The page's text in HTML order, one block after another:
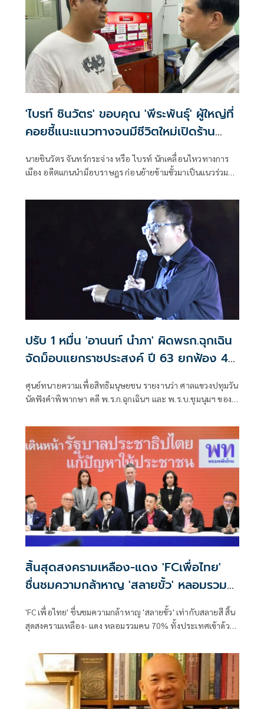
'ไบรท์ ชินวัตร' ขอบคุณ 'พีระพันธุ์' ผู้ใหญ่ที่
คอยชี้แนะแนวทางจนมีชีวิตใหม่เปิดร้าน
นายชินวัตร จันทร์กระจ่าง หรือ ไบรท์ นักเคลื่อนไหวทางการ
เมือง อดีตแกนนำม็อบราษฎร ก่อนย้ายข้ามขั้วมาเป็นแนวร่วม
วิภาค
ปรับ 1 หมื่น 'อานนท์ นำภา' ผิดพรก.ฉุกเฉิน
จัดม็อบแยกราชประสงค์ ปี 63 ยกฟ้อง 4
ศุนย์ทนายความเพื่อสิทธิมนุษยชน รายงานว่า ศาลแขวงปทุมวัน
นัดฟังคำพิพากษา คดี พ.ร.ก.ฉุกเฉินฯ และ พ.ร.บ.ชุมนุมฯ ของ
สิ้นสุดสงครามเหลือง-แดง 'FCเพื่อไทย'
ชื่นชมความกล้าหาญ 'สลายขั้ว' หลอมรวม
คน 70%
'FC เพื่อไทย' ชื่นชมความกล้าหาญ 'สลายขั้ว' เท่ากับสลายสี สิ้น
สุดสงครามเหลือง- แดง หลอมรวมคน 70% ทั้งประเทศเข้าด้วย
เลือกเพื่อไทยอยู่แล้ว